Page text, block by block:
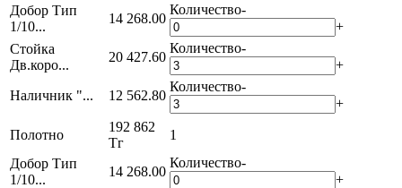
Добор Тип
1/10...
14 268.00
Количество-
+
Стойка
Дв.коро...
20 427.60
Количество-
+
Наличник "...
12 562.80
Количество-
+
Полотно
192 862
Тг
1
Добор Тип
1/10...
14 268.00
Количество-
+